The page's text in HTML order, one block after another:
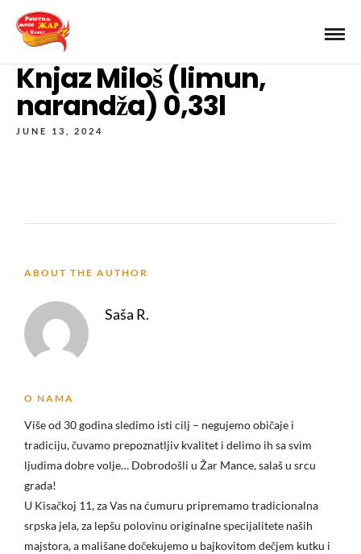
Knjaz Miloš (limun,
narandža) 0,33l
JUNE 13, 2024
ABOUT THE AUTHOR
Saša R.
O NAMA
Više od 30 godina sledimo isti cilj – negujemo običaje i
tradiciju, čuvamo prepoznatljiv kvalitet i delimo ih sa svim
ljudima dobre volje… Dobrodošli u Žar Mance, salaš u srcu
grada!
U Kisačkoj 11, za Vas na ćumuru pripremamo tradicionalna
srpska jela, za lepšu polovinu originalne specijalitete naših
majstora, a mališane dočekujemo u bajkovitom dečjem kutku i